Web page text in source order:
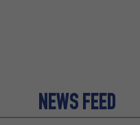
NEWS FEED